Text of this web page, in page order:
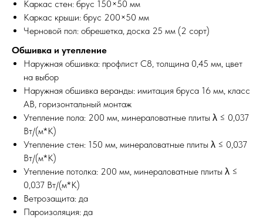
Каркас стен: брус 150×50 мм
Каркас крыши: брус 200×50 мм
Черновой пол: обрешетка, доска 25 мм (2 сорт)
Обшивка и утепление
Наружная обшивка: профлист С8, толщина 0,45 мм, цвет
на выбор
Наружная обшивка веранды: имитация бруса 16 мм, класс
АВ, горизонтальный монтаж
Утепление пола: 200 мм, минераловатные плиты λ ≤ 0,037
Вт/(м*К)
Утепление стен: 150 мм, минераловатные плиты λ ≤ 0,037
Вт/(м*К)
Утепление потолка: 200 мм, минераловатные плиты λ ≤
0,037 Вт/(м*К)
Ветрозащита: да
Пароизоляция: да